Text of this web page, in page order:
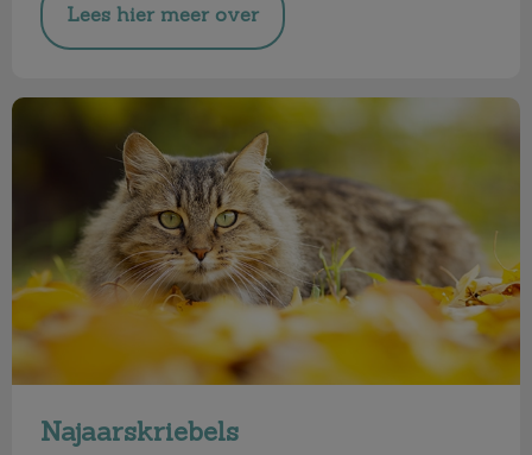
Lees hier meer over
Najaarskriebels
Najaarskriebels